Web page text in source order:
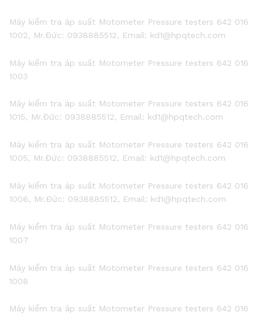
Máy kiểm tra áp suất Motometer Pressure testers 642 016
1002, Mr.Đức: 0938885512, Email: kd1@hpqtech.com
Máy kiểm tra áp suất Motometer Pressure testers 642 016
1003
Máy kiểm tra áp suất Motometer Pressure testers 642 016
1015, Mr.Đức: 0938885512, Email: kd1@hpqtech.com
Máy kiểm tra áp suất Motometer Pressure testers 642 016
1005, Mr.Đức: 0938885512, Email: kd1@hpqtech.com
Máy kiểm tra áp suất Motometer Pressure testers 642 016
1006, Mr.Đức: 0938885512, Email: kd1@hpqtech.com
Máy kiểm tra áp suất Motometer Pressure testers 642 016
1007
Máy kiểm tra áp suất Motometer Pressure testers 642 016
1008
Máy kiểm tra áp suất Motometer Pressure testers 642 016